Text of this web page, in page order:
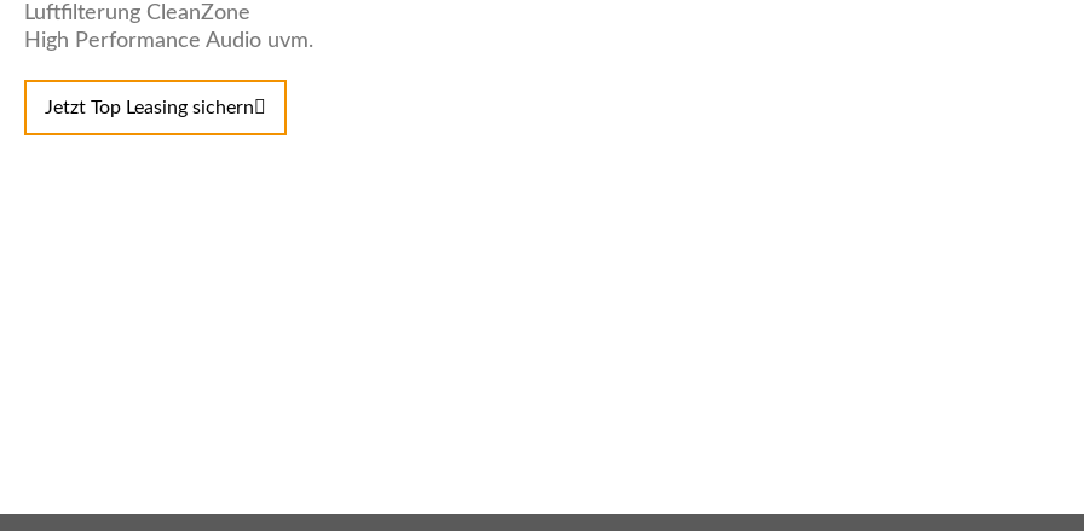
Luftfilterung CleanZone
High Performance Audio uvm.
Jetzt Top Leasing sichern